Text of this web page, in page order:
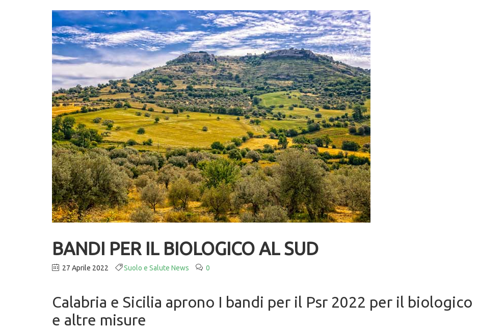
BANDI PER IL BIOLOGICO AL SUD
27 Aprile 2022 Suolo e Salute News 0
Calabria e Sicilia aprono I bandi per il Psr 2022 per il biologico
e altre misure